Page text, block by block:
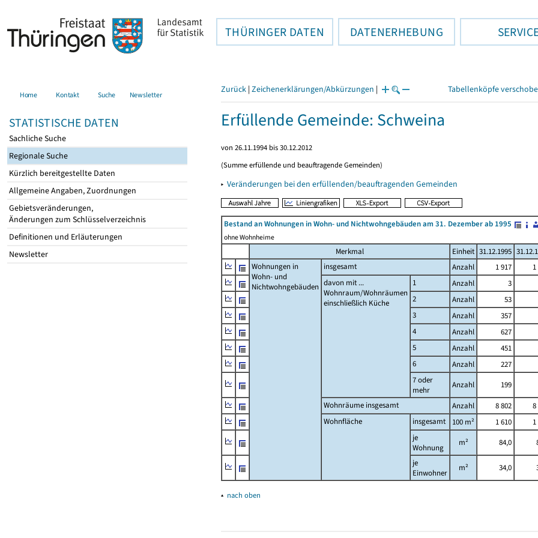
THÜRINGER DATEN DATENERHEBUNG
Home Kontakt Suche Newsletter
STATISTISCHE DATEN
Sachliche Suche
Regionale Suche
Kürzlich bereitgestellte Daten
Allgemeine Angaben, Zuordnungen
Gebietsveränderungen,
Änderungen zum Schlüsselverzeichnis
Definitionen und Erläuterungen
Newsletter
Zurück | Zeichenerklärungen/Abkürzungen | Tabellenköpfe
Erfüllende Gemeinde: Schweina
von 26.11.1994 bis 30.12.2012
(Summe erfüllende und beauftragende Gemeinden)
▸ Veränderungen bei den erfüllenden/beauftragenden Gemeinden
Bestand an Wohnungen in Wohn- und Nichtwohngebäuden am 31. Dezember ab 1995
ohne Wohnheime
Merkmal Einheit 31.12.1995
Wohnungen in
Wohn- und
Nichtwohngebäuden
insgesamt Anzahl 1 917
davon mit ...
Wohnraum/Wohnräumen
einschließlich Küche
1 Anzahl 3
2
Anzahl 53
3
Anzahl 357
4
Anzahl 627
5
Anzahl 451
6
Anzahl 227
7 oder
mehr
Anzahl 199
Wohnräume insgesamt
Anzahl 8 802 8
Wohnfläche
insgesamt 100 m² 1 610
je
Wohnung
m² 84,0
je
Einwohner
m² 34,0
▴ nach oben